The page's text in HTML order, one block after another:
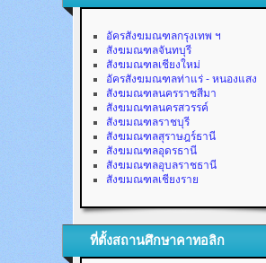
อัครสังฆมณฑลกรุงเทพ ฯ
สังฆมณฑลจันทบุรี
สังฆมณฑลเชียงใหม่
อัครสังฆมณฑลท่าแร่ - หนองแสง
สังฆมณฑลนครราชสีมา
สังฆมณฑลนครสวรรค์
สังฆมณฑลราชบุรี
สังฆมณฑลสุราษฎร์ธานี
สังฆมณฑลอุดรธานี
สังฆมณฑลอุบลราชธานี
สังฆมณฑลเชียงราย
ที่ตั้งสถานศึกษาคาทอลิก